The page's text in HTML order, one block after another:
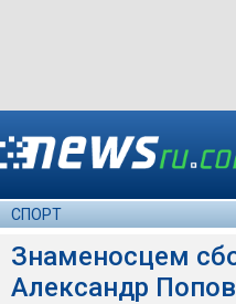
СПОРТ
Знаменосцем
Александр Попов